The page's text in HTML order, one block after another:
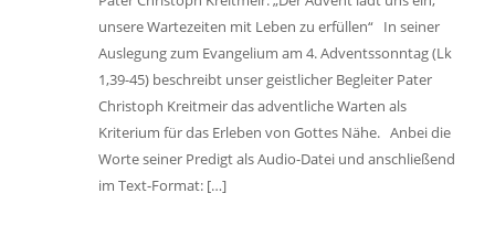
unsere Wartezeiten mit Leben zu erfüllen“ In seiner
Auslegung zum Evangelium am 4. Adventssonntag (Lk
1,39-45) beschreibt unser geistlicher Begleiter Pater
Christoph Kreitmeir das adventliche Warten als
Kriterium für das Erleben von Gottes Nähe. Anbei die
Worte seiner Predigt als Audio-Datei und anschließend
im Text-Format: […]